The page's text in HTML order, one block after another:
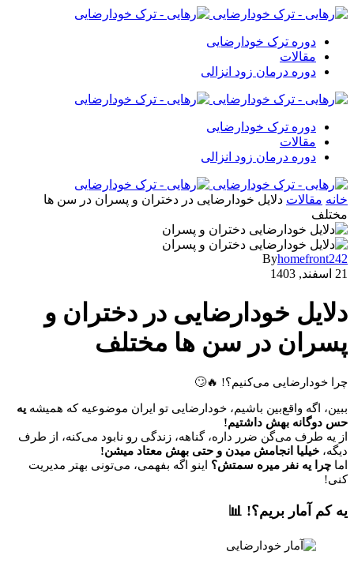
دوره ترک خودارضایی
مقالات
دوره درمان زود انزالی
دوره ترک خودارضایی
مقالات
دوره درمان زود انزالی
خانه مقالات دلایل خودارضایی در دختران و پسران در سن ها
مختلف
Byhomefront242
21 اسفند, 1403
دلایل خودارضایی در دختران و
پسران در سن ها مختلف
چرا خودارضایی می‌کنیم؟! 🔥🙄
ببین، اگه واقع‌بین باشیم، خودارضایی تو ایران موضوعیه که همیشه یه
حس دوگانه بهش داشتیم!
از یه طرف می‌گن ضرر داره، گناهه، زندگی رو نابود می‌کنه، از طرف
دیگه، خیلیا انجامش میدن و حتی بهش معتاد میشن!
اما چرا یه نفر میره سمتش؟ اینو اگه بفهمی، می‌تونی بهتر مدیریت
کنی!
یه کم آمار بریم؟! 📊